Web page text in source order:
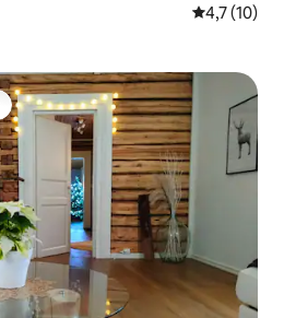
4,7 de uma
4,7 (10)